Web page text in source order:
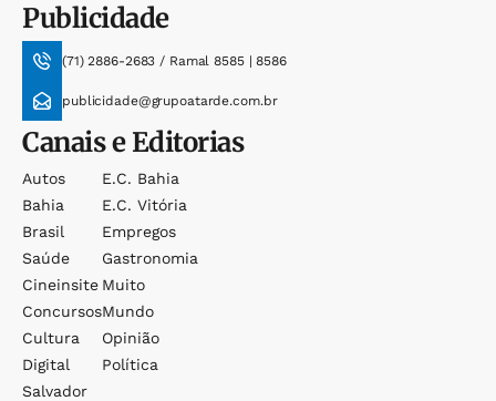
Publicidade
(71) 2886-2683 / Ramal 8585 | 8586
publicidade@grupoatarde.com.br
Canais e Editorias
Autos
Bahia
Brasil
Saúde
Cineinsite
Concursos
Cultura
Digital
Salvador
E.c. Bahia
E.c. Vitória
Empregos
Gastronomia
Muito
Mundo
Opinião
Política